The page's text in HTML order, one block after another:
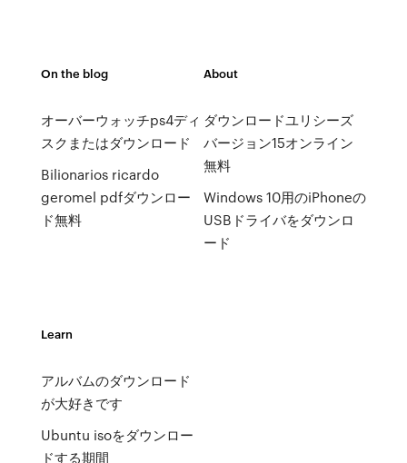
On the blog
オーバーウォッチps4ディ
スクまたはダウンロード
Bilionarios ricardo
geromel pdfダウンロー
ド無料
About
ダウンロードユリシーズ
バージョン15オンライン
無料
Windows 10用のiPhoneの
USBドライバをダウンロ
ード
Learn
アルバムのダウンロード
が大好きです
Ubuntu isoをダウンロー
ドする期間